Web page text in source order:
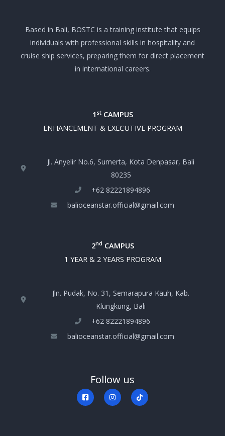
Based in Bali, BOSTC is a training institute that equips
individuals with professional skills in hospitality and
cruise ship services, preparing them for direct placement
in international careers.
1 stCAMPUS
ENHANCEMENT & EXECUTIVE PROGRAM
Jl. Anyelir No.6, Sumerta, Kota Denpasar, Bali
80235
+‪62 82221894896‬
balioceanstar.official@gmail.com
2nd CAMPUS
1 YEAR & 2 YEARS PROGRAM
Jln. Pudak, No. 31, Semarapura Kauh, Kab.
Klungkung, Bali
+‪62 82221894896‬
balioceanstar.official@gmail.com
Follow us